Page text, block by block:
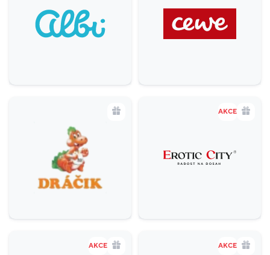
AKCE
AKCE AKCE